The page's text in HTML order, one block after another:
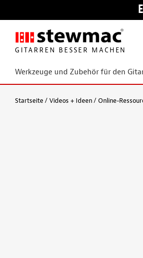
GITARREN BESSER MACHEN
Werkzeuge und Zubehör für den
Startseite Videos + Ideen Online-